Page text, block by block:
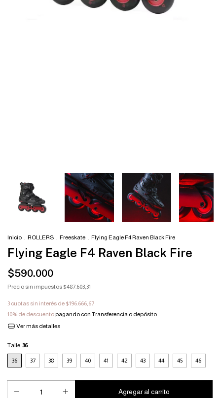
Inicio . ROLLERS . Freeskate . Flying Eagle F4 Raven Black Fire
Flying Eagle F4 Raven Black Fire
$590.000
Precio sin impuestos $487.603,31
3 cuotas sin interés de $196.666,67
10% de descuentopagando con Transferencia o depósito
Ver más detalles
Talle:36
36 37 38 39 40 41 42 43 44 45 46